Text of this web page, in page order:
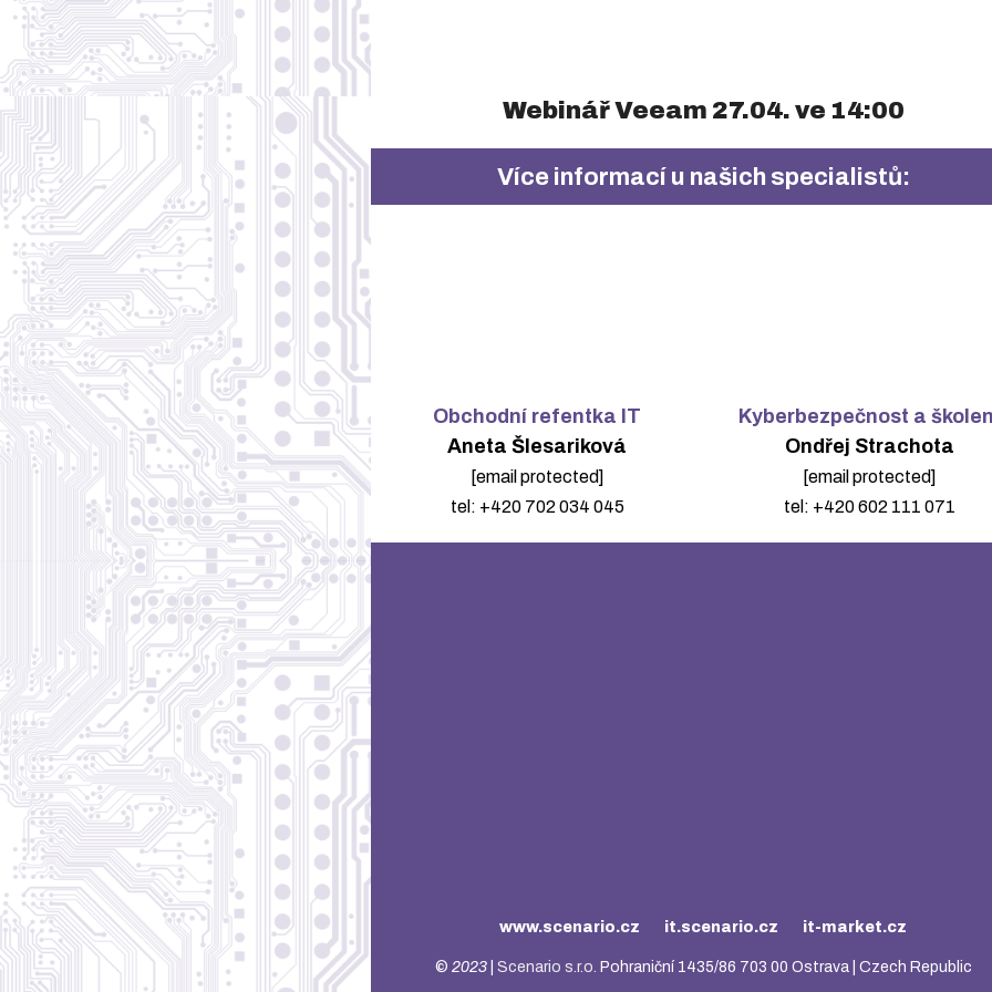
Webinář Veeam 27.04. ve 14:00
Více informací u našich specialistů:
Obchodní refentka IT
Aneta Šlesariková
[email protected]
tel: +420 702 034 045
Kyberbezpečnost a
Ondřej Strachota
[email protected]
tel: +420 602 111 071
www.scenario.cz it.scenario.cz it-market.cz
© 2023| Scenario s.r.o. Pohraniční 1435/86 703 00 Ostrava | Czech Republic